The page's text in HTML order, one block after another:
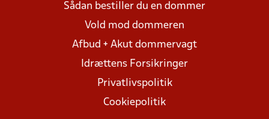
Sådan bestiller du en dommer
Vold mod dommeren
Afbud + Akut dommervagt
Idrættens Forsikringer
Privatlivspolitik
Cookiepolitik